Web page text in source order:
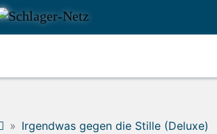
Irgendwas gegen die Stille (Deluxe)